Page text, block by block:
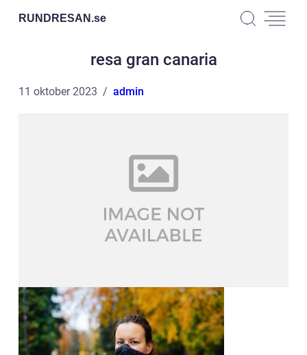
RUNDRESAN.se
resa gran canaria
11 oktober 2023 admin